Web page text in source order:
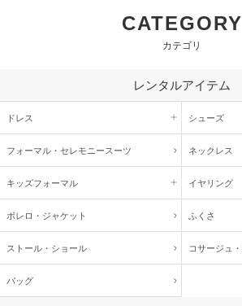
CATEGORY
カテゴリ
レンタルアイテム
ドレス シューズ
フォーマル・ セレモニースーツ ネックレス
キッズフォーマル イヤリング
ボレロ・ジャケット ふくさ
ストール・ショール コサージュ・
バッグ